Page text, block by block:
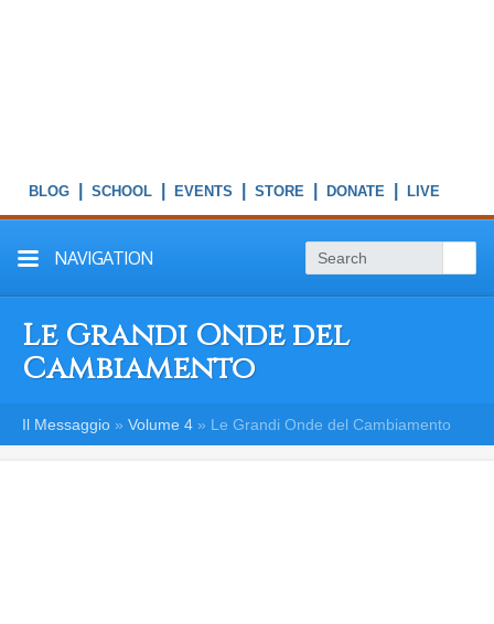
NAVIGATION
Le Grandi Onde del
Cambiamento
Il Messaggio » Volume 4 » Le Grandi Onde del Cambiamento